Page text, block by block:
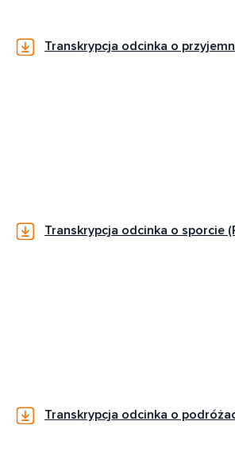
Transkrypcja odcinka o
Transkrypcja odcinka o sporcie
Transkrypcja odcinka o